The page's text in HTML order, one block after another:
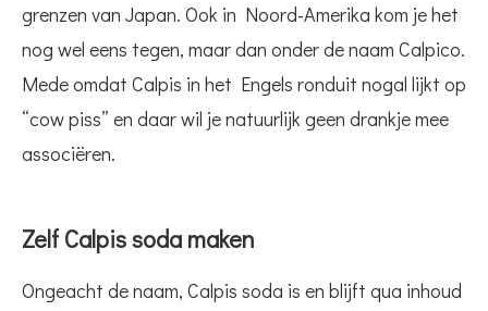
grenzen van Japan. Ook in Noord-Amerika kom je het
nog wel eens tegen, maar dan onder de naam Calpico.
Mede omdat Calpis in het Engels ronduit nogal lijkt op
“cow piss” en daar wil je natuurlijk geen drankje mee
associëren.
Zelf Calpis soda maken
Ongeacht de naam, Calpis soda is en blijft qua inhoud